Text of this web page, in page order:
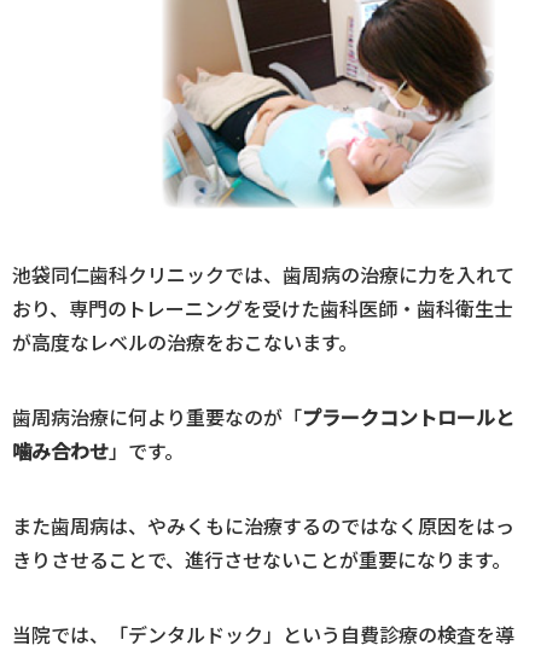
池袋同仁歯科クリニックでは、歯周病の治療に力を入れて
おり、専門のトレーニングを受けた歯科医師・歯科衛生士
が高度なレベルの治療をおこないます。
歯周病治療に何より重要なのが「プラークコントロールと
噛み合わせ」です。
また歯周病は、やみくもに治療するのではなく原因をはっ
きりさせることで、進行させないことが重要になります。
当院では、「デンタルドック」という自費診療の検査を導